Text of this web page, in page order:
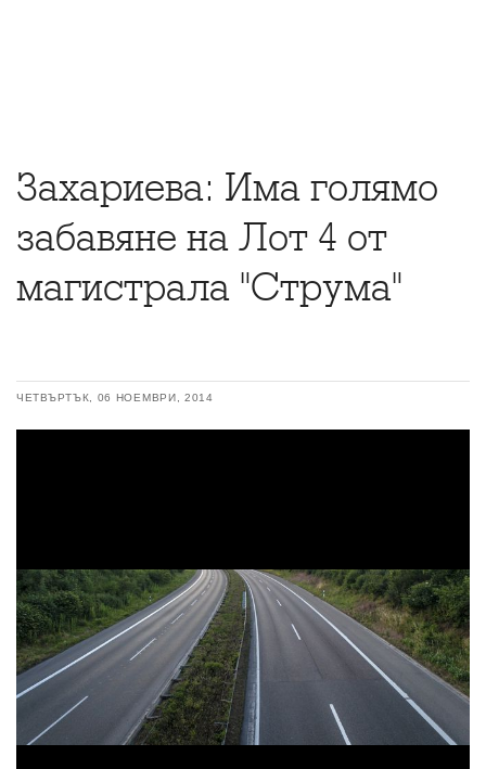
Захариева: Има голямо
забавяне на Лот 4 от
магистрала "Струма"
ЧЕТВЪРТЪК, 06 НОЕМВРИ, 2014